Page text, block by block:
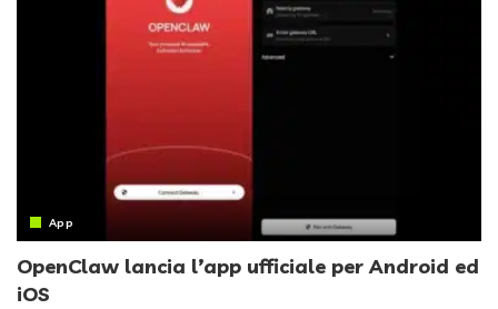
App
OpenClaw lancia l’app ufficiale per Android ed
iOS